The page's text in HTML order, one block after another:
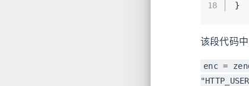
18
}
该段代码
enc =